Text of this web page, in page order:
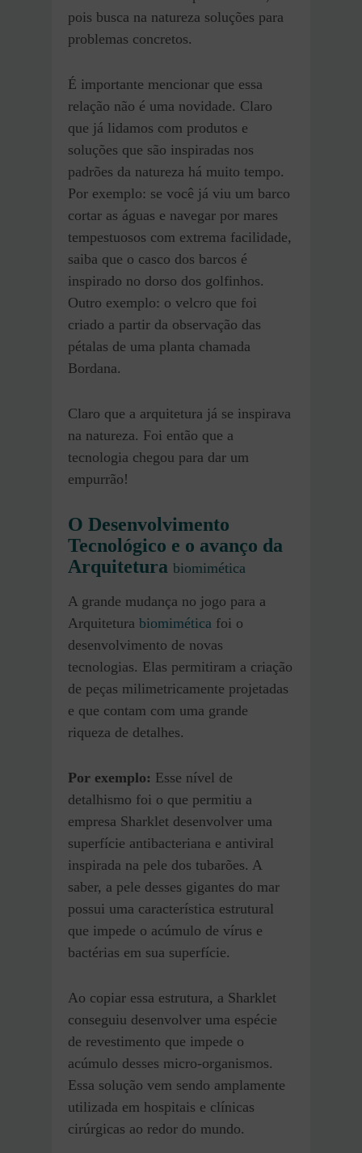
pois busca na natureza soluções para
problemas concretos.
É importante mencionar que essa
relação não é uma novidade. Claro
que já lidamos com produtos e
soluções que são inspiradas nos
padrões da natureza há muito tempo.
Por exemplo: se você já viu um barco
cortar as águas e navegar por mares
tempestuosos com extrema facilidade,
saiba que o casco dos barcos é
inspirado no dorso dos golfinhos.
Outro exemplo: o velcro que foi
criado a partir da observação das
pétalas de uma planta chamada
Bordana.
Claro que a arquitetura já se inspirava
na natureza. Foi então que a
tecnologia chegou para dar um
empurrão!
O Desenvolvimento
Tecnológico e o avanço da
Arquitetura biomimética
A grande mudança no jogo para a
Arquitetura biomimética foi o
desenvolvimento de novas
tecnologias. Elas permitiram a criação
de peças milimetricamente projetadas
e que contam com uma grande
riqueza de detalhes.
Por exemplo: Esse nível de
detalhismo foi o que permitiu a
empresa Sharklet desenvolver uma
superfície antibacteriana e antiviral
inspirada na pele dos tubarões. A
saber, a pele desses gigantes do mar
possui uma característica estrutural
que impede o acúmulo de vírus e
bactérias em sua superfície.
Ao copiar essa estrutura, a Sharklet
conseguiu desenvolver uma espécie
de revestimento que impede o
acúmulo desses micro-organismos.
Essa solução vem sendo amplamente
utilizada em hospitais e clínicas
cirúrgicas ao redor do mundo.